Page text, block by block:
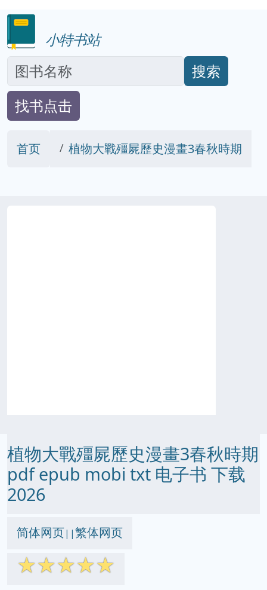
小特书站
搜索
找书点击
首页 植物大戰殭屍歷史漫畫3春秋時期
植物大戰殭屍歷史漫畫3春秋時期
pdf epub mobi txt 电子书 下载
2026
简体网页||繁体网页
☆☆☆☆☆